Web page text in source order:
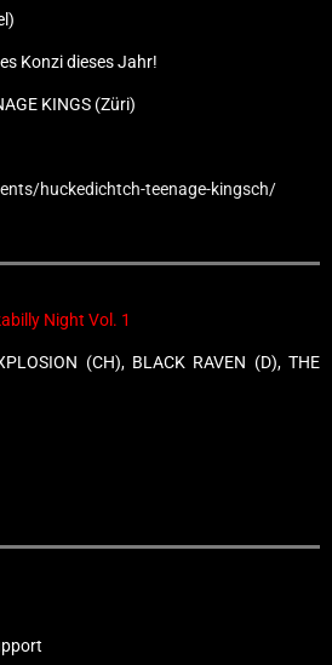
Konzi dieses Jahr!
KINGS (Züri)
huckedichtch-teenage-kingsch/
Night Vol. 1
(CH), BLACK RAVEN (D), THE